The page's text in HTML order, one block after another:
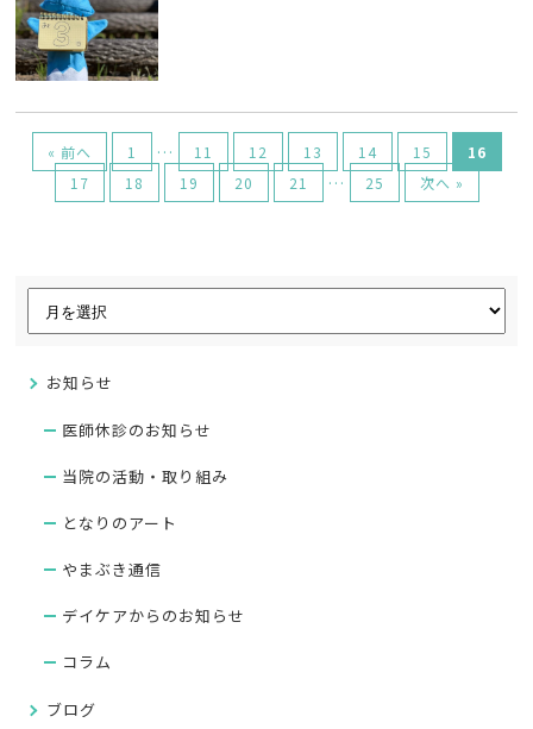
« 前へ 1 … 11 12 13 14 15
16
17
18 19 20 21 … 25 次へ »
お知らせ
医師休診のお知らせ
当院の活動・取り組み
となりのアート
やまぶき通信
デイケアからのお知らせ
コラム
ブログ